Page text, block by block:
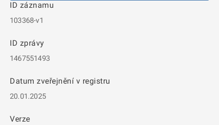
ID záznamu
103368-v1
ID zprávy
1467551493
Datum zveřejnění v registru
20.01.2025
Verze